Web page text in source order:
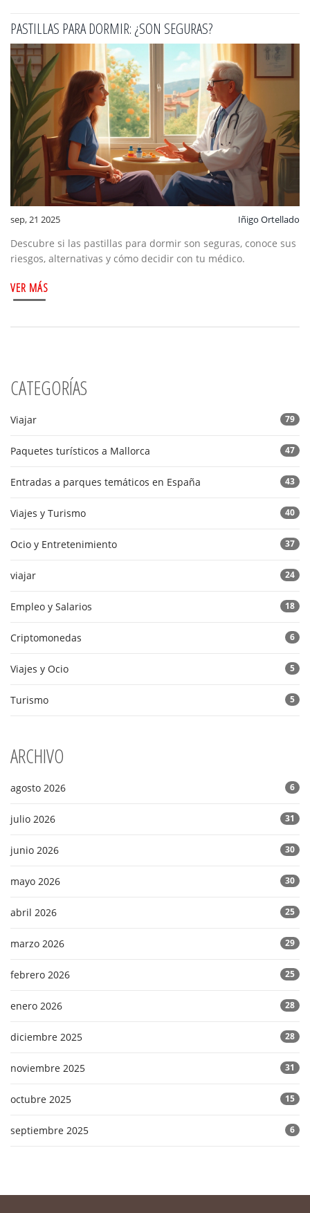
PASTILLAS PARA DORMIR: ¿SON SEGURAS?
sep, 21 2025 Iñigo Ortellado
Descubre si las pastillas para dormir son seguras, conoce sus
riesgos, alternativas y cómo decidir con tu médico.
VER MÁS
CATEGORÍAS
Viajar 79
Paquetes turísticos a Mallorca 47
Entradas a parques temáticos en España 43
Viajes y Turismo 40
Ocio y Entretenimiento 37
viajar 24
Empleo y Salarios 18
Criptomonedas 6
Viajes y Ocio 5
Turismo 5
ARCHIVO
agosto 2026 6
julio 2026 31
junio 2026 30
mayo 2026 30
abril 2026 25
marzo 2026 29
febrero 2026 25
enero 2026 28
diciembre 2025 28
noviembre 2025 31
octubre 2025 15
septiembre 2025 6